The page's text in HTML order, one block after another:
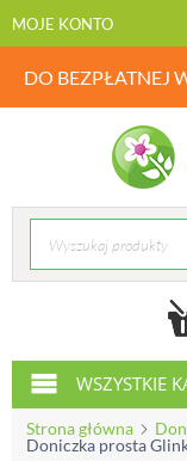
MOJE KONTO
DO BEZPŁATNEJ
WSZYSTKIE
Strona główna
Doniczka prosta